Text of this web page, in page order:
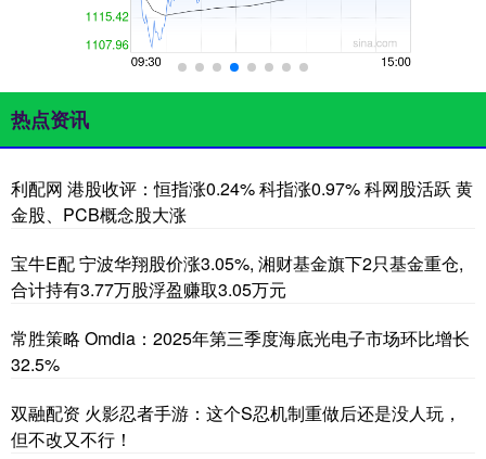
热点资讯
利配网 港股收评：恒指涨0.24% 科指涨0.97% 科网股活跃 黄
金股、PCB概念股大涨
宝牛E配 宁波华翔股价涨3.05%, 湘财基金旗下2只基金重仓,
合计持有3.77万股浮盈赚取3.05万元
常胜策略 Omdia：2025年第三季度海底光电子市场环比增长
32.5%
双融配资 火影忍者手游：这个S忍机制重做后还是没人玩，
但不改又不行！